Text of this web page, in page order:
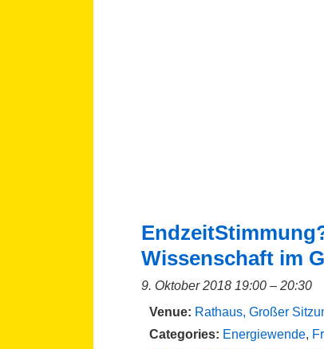
Wissenschaft im
9. Oktober 2018 19:00 – 20:30
Venue: Rathaus, Großer
Categories: Energiewende,